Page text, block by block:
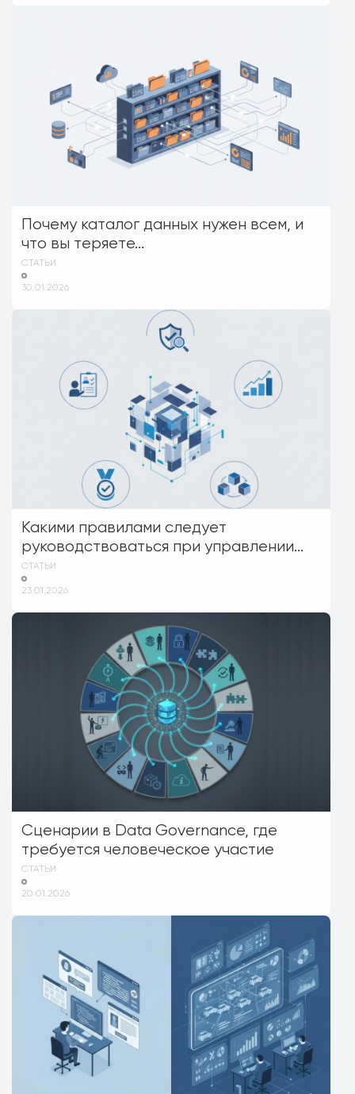
Почему каталог данных нужен всем, и
что вы теряете...
СТАТЬИ
30.01.2026
Какими правилами следует
руководствоваться при управлении...
СТАТЬИ
23.01.2026
Сценарии в Data Governance, где
требуется человеческое участие
СТАТЬИ
20.01.2026